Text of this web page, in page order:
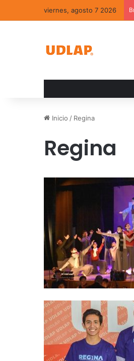
viernes, agosto 7 2026
Inicio / Regina
Regina